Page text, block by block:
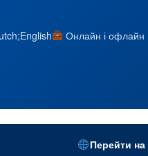
Онлайн і офлайн
Перейти на